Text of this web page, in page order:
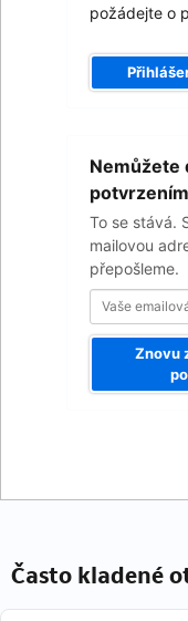
požádejte o
Nemůžete
To se stává.
mailovou
přepošleme.
emailová
adresa
Znovu
Často kladené